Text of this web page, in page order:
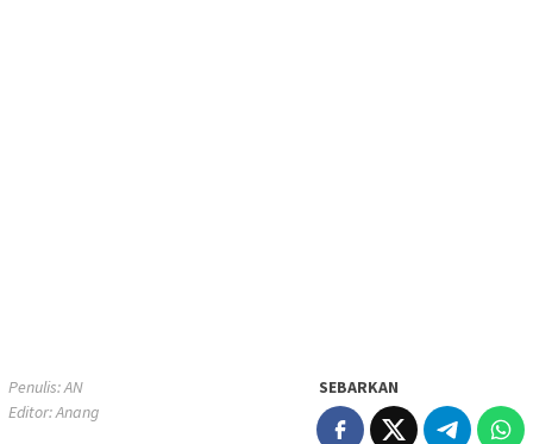
Penulis: AN
Editor: Anang
SEBARKAN